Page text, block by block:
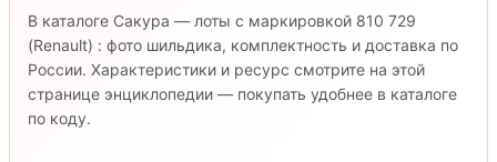
В каталоге Сакура — лоты с маркировкой 810 729
(Renault) : фото шильдика, комплектность и доставка по
России. Характеристики и ресурс смотрите на этой
странице энциклопедии — покупать удобнее в каталоге
по коду.